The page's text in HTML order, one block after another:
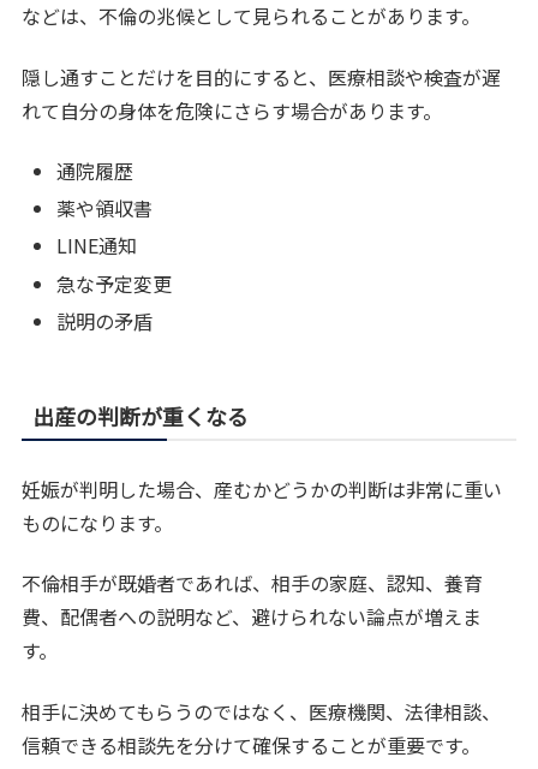
などは、不倫の兆候として見られることがあります。
隠し通すことだけを目的にすると、医療相談や検査が遅
れて自分の身体を危険にさらす場合があります。
通院履歴
薬や領収書
LINE通知
急な予定変更
説明の矛盾
出産の判断が重くなる
妊娠が判明した場合、産むかどうかの判断は非常に重い
ものになります。
不倫相手が既婚者であれば、相手の家庭、認知、養育
費、配偶者への説明など、避けられない論点が増えま
す。
相手に決めてもらうのではなく、医療機関、法律相談、
信頼できる相談先を分けて確保することが重要です。